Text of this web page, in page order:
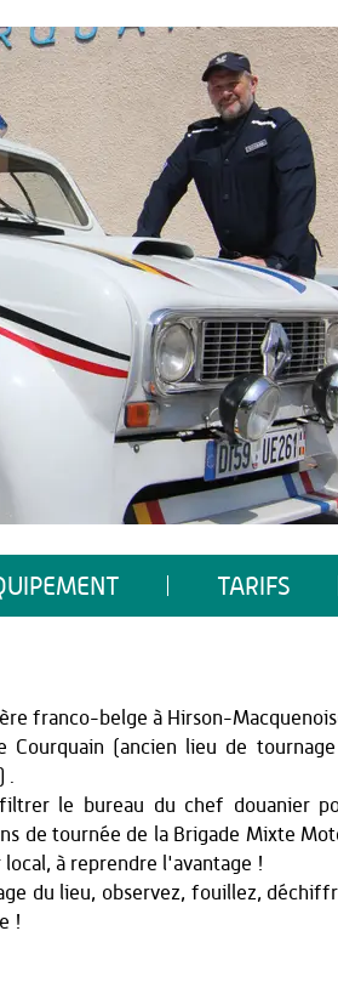
TARIFS
franco-belge à Hirson-
Courquain (ancien lieu de
le bureau du chef douanier
de tournée de la Brigade Mixte
à reprendre l'avantage !
du lieu, observez, fouillez,
!